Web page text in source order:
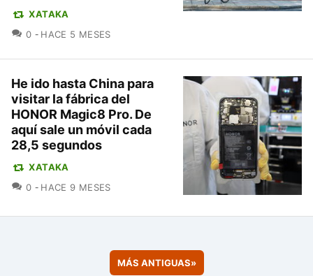
XATAKA
0 COMENTARIOS
HACE 5 MESES
He ido hasta China para
visitar la fábrica del
HONOR Magic8 Pro. De
aquí sale un móvil cada
28,5 segundos
XATAKA
0 COMENTARIOS
HACE 9 MESES
MÁS ANTIGUAS»